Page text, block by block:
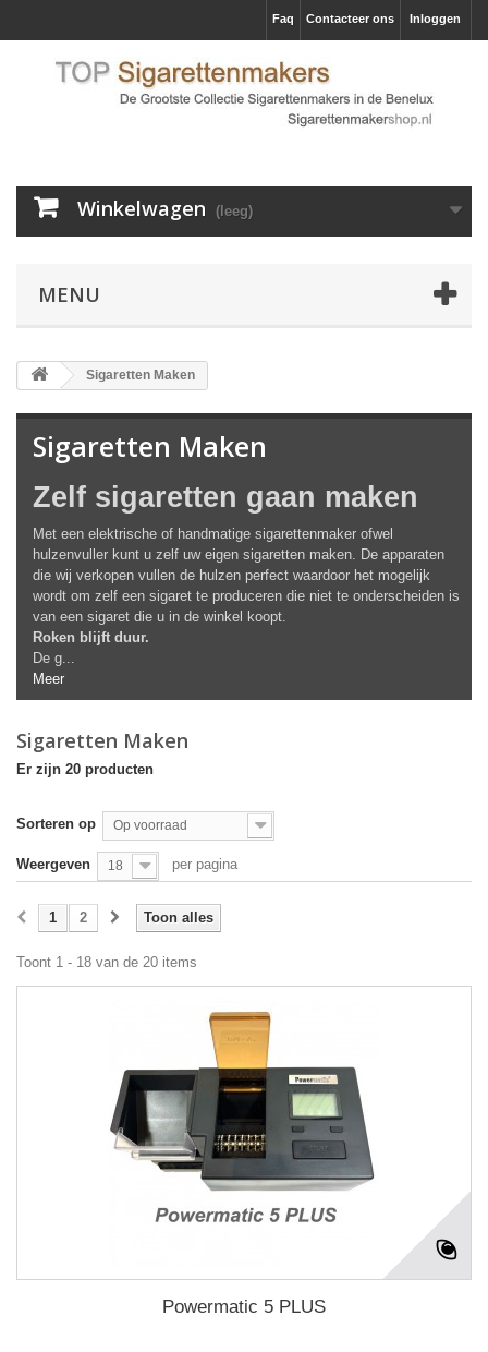
Inloggen
Contacteer ons
Faq
Winkelwagen (leeg)
MENU
Sigaretten Maken
Sigaretten Maken
Zelf sigaretten gaan maken
Met een elektrische of handmatige sigarettenmaker ofwel
hulzenvuller kunt u zelf uw eigen sigaretten maken. De apparaten
die wij verkopen vullen de hulzen perfect waardoor het mogelijk
wordt om zelf een sigaret te produceren die niet te onderscheiden is
van een sigaret die u in de winkel koopt.
Roken blijft duur.
De g...
Meer
Sigaretten Maken
Er zijn 20 producten
Sorteren op Op voorraad
Weergeven 18 per pagina
Toon alles
1 2
Toont 1 - 18 van de 20 items
Powermatic 5 PLUS